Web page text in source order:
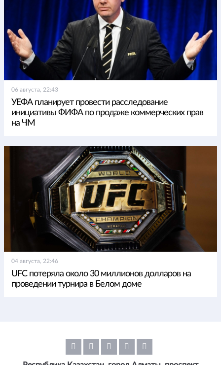
06 августа, 22:43
УЕФА планирует провести расследование
инициативы ФИФА по продаже коммерческих прав
на ЧМ
04 августа, 22:46
UFC потеряла около 30 миллионов долларов на
проведении турнира в Белом доме